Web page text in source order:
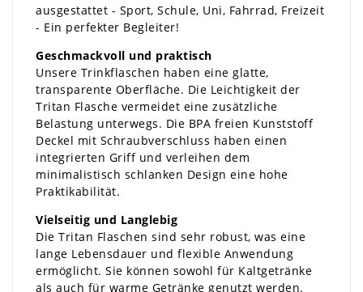
ausgestattet - Sport, Schule, Uni, Fahrrad, Freizeit
- Ein perfekter Begleiter!
Geschmackvoll und praktisch
Unsere Trinkflaschen haben eine glatte,
transparente Oberfläche. Die Leichtigkeit der
Tritan Flasche vermeidet eine zusätzliche
Belastung unterwegs. Die BPA freien Kunststoff
Deckel mit Schraubverschluss haben einen
integrierten Griff und verleihen dem
minimalistisch schlanken Design eine hohe
Praktikabilität.
Vielseitig und Langlebig
Die Tritan Flaschen sind sehr robust, was eine
lange Lebensdauer und flexible Anwendung
ermöglicht. Sie können sowohl für Kaltgetränke
als auch für warme Getränke genutzt werden.